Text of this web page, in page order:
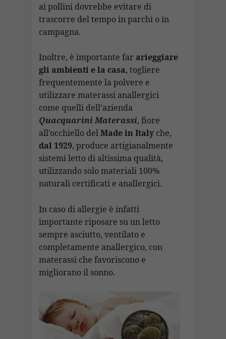
ai pollini dovrebbe evitare di
trascorre del tempo in parchi o in
campagna.
Inoltre, è importante far arieggiare
gli ambienti e la casa, togliere
frequentemente la polvere e
utilizzare materassi anallergici
come quelli dell’azienda
Quacquarini Materassi, fiore
all’occhiello delMade in Italyche,
dal 1929, produce artigianalmente
sistemi letto di altissima qualità,
utilizzando solo materiali 100%
naturali certificati e anallergici.
In caso di allergie è infatti
importante riposare su un letto
sempre asciutto, ventilato e
completamente anallergico, con
materassi che favoriscono e
migliorano il sonno.